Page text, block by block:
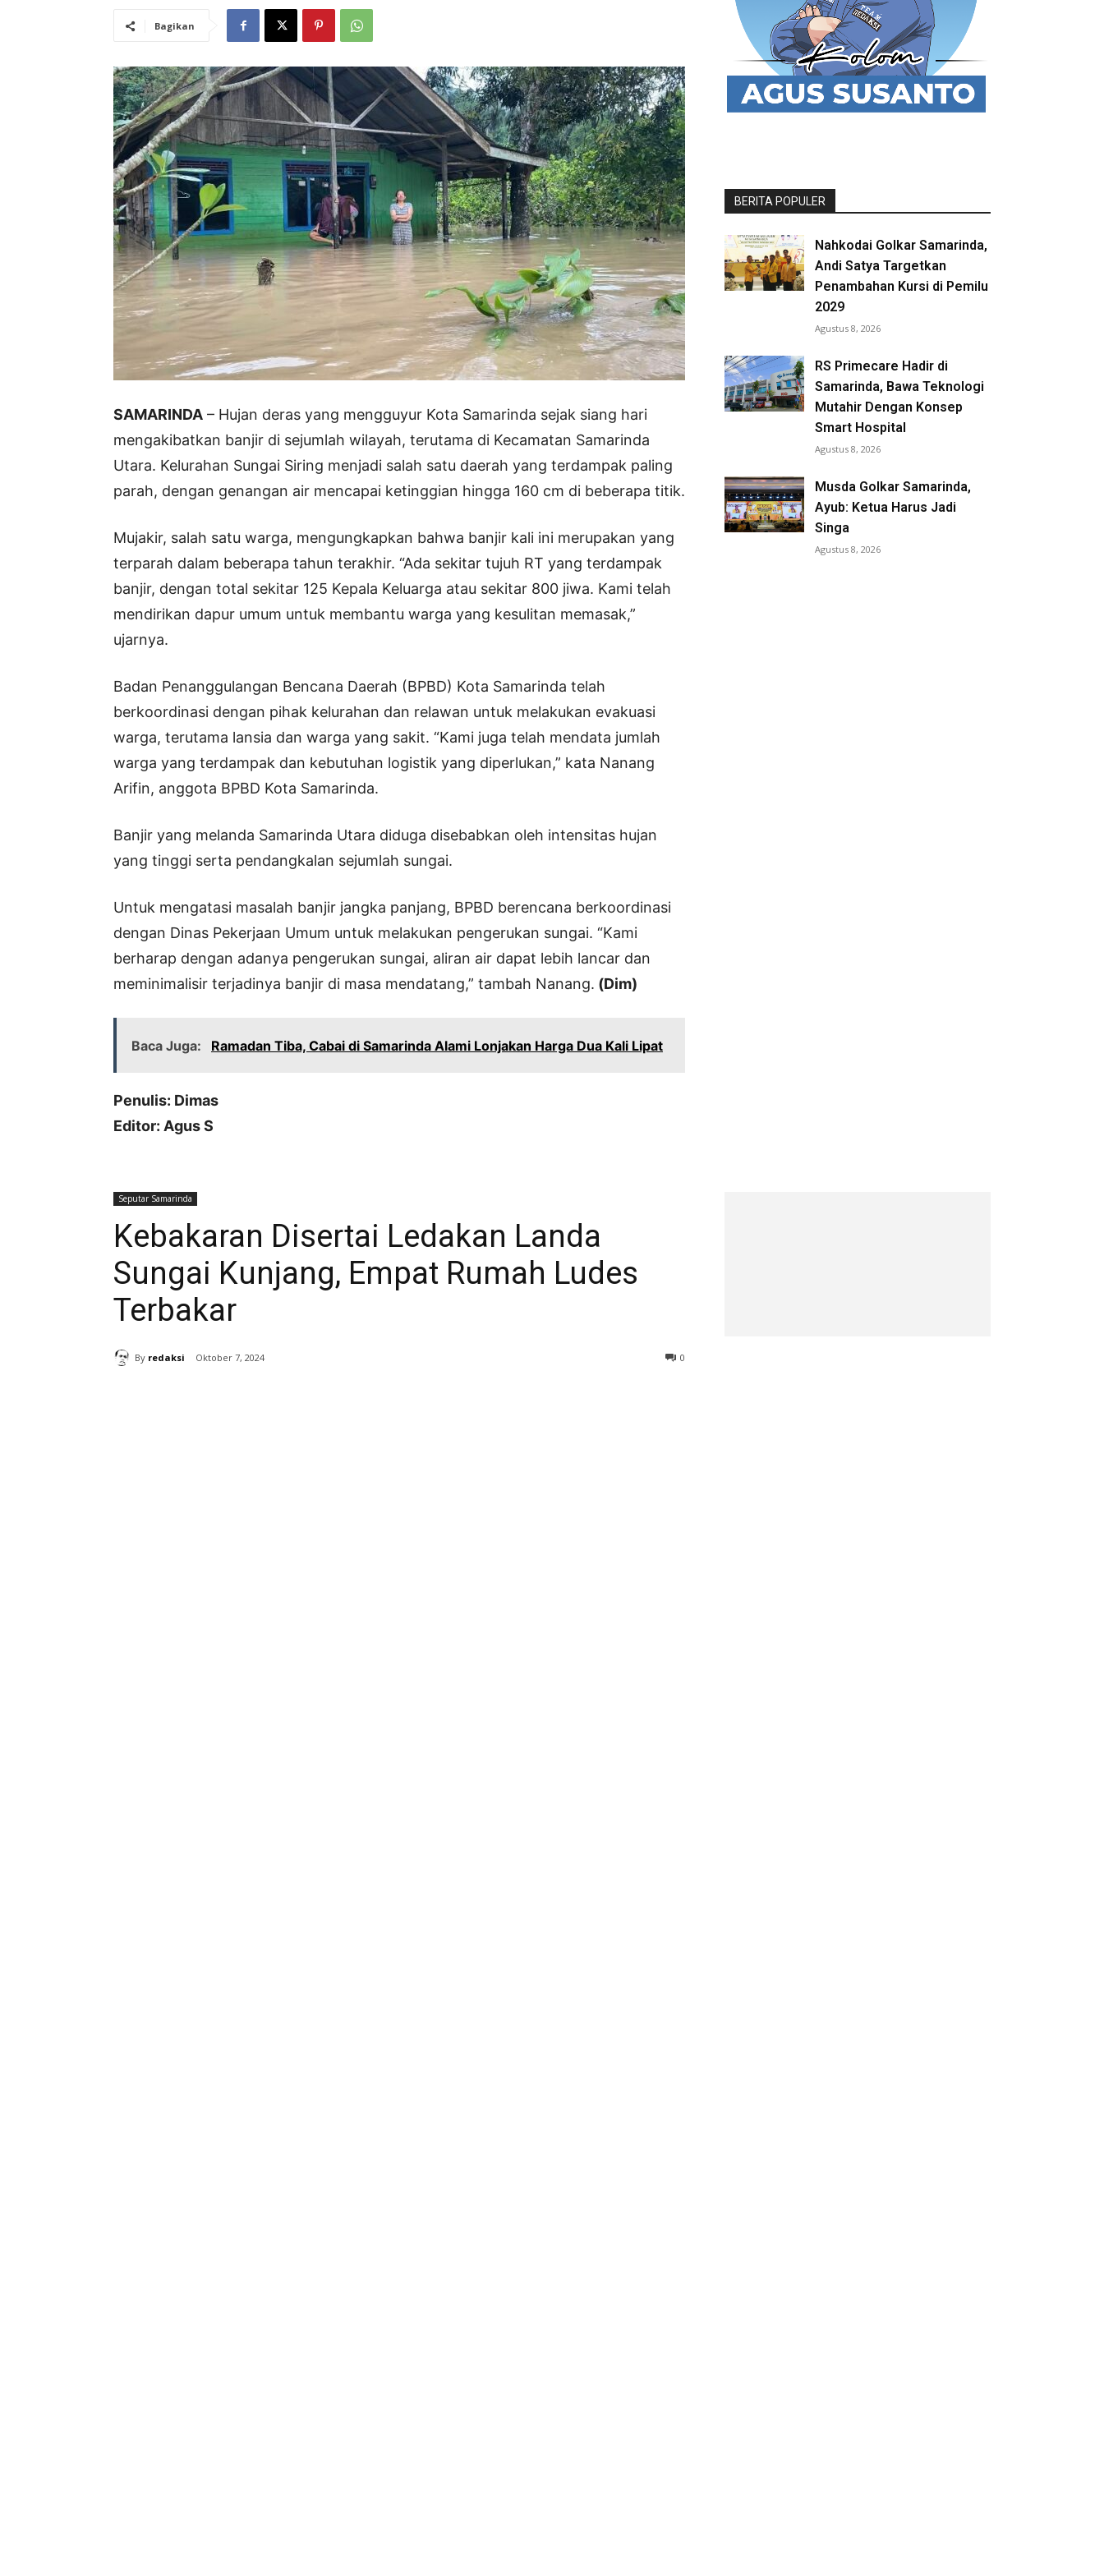
Bagikan
SAMARINDA – Hujan deras yang mengguyur Kota Samarinda sejak siang hari
mengakibatkan banjir di sejumlah wilayah, terutama di Kecamatan Samarinda
Utara. Kelurahan Sungai Siring menjadi salah satu daerah yang terdampak paling
parah, dengan genangan air mencapai ketinggian hingga 160 cm di beberapa titik.
Mujakir, salah satu warga, mengungkapkan bahwa banjir kali ini merupakan yang
terparah dalam beberapa tahun terakhir. “Ada sekitar tujuh RT yang terdampak
banjir, dengan total sekitar 125 Kepala Keluarga atau sekitar 800 jiwa. Kami telah
mendirikan dapur umum untuk membantu warga yang kesulitan memasak,”
ujarnya.
Badan Penanggulangan Bencana Daerah (BPBD) Kota Samarinda telah
berkoordinasi dengan pihak kelurahan dan relawan untuk melakukan evakuasi
warga, terutama lansia dan warga yang sakit. “Kami juga telah mendata jumlah
warga yang terdampak dan kebutuhan logistik yang diperlukan,” kata Nanang
Arifin, anggota BPBD Kota Samarinda.
Banjir yang melanda Samarinda Utara diduga disebabkan oleh intensitas hujan
yang tinggi serta pendangkalan sejumlah sungai.
Untuk mengatasi masalah banjir jangka panjang, BPBD berencana berkoordinasi
dengan Dinas Pekerjaan Umum untuk melakukan pengerukan sungai. “Kami
berharap dengan adanya pengerukan sungai, aliran air dapat lebih lancar dan
meminimalisir terjadinya banjir di masa mendatang,” tambah Nanang. (Dim)
Baca Juga: Ramadan Tiba, Cabai di Samarinda Alami Lonjakan Harga Dua Kali Lipat
Penulis: Dimas
Editor: Agus S
BERITA POPULER
Nahkodai Golkar Samarinda,
Andi Satya Targetkan
Penambahan Kursi di Pemilu
2029
Agustus 8, 2026
RS Primecare Hadir di
Samarinda, Bawa Teknologi
Mutahir Dengan Konsep
Smart Hospital
Agustus 8, 2026
Musda Golkar Samarinda,
Ayub: Ketua Harus Jadi
Singa
Agustus 8, 2026